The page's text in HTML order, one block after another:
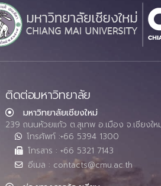
ติดต่อมหาวิทยาลัย
มหาวิทยาลัยเชียงใหม่
239 ถนนห้วยแก้ว ต.สุเทพ อ.เมือง จ.เชียงใ
โทรศัพท์ :+66 5394 1300
โทรสาร : +66 5321 7143
อีเมล : contacts@cmu.ac.th